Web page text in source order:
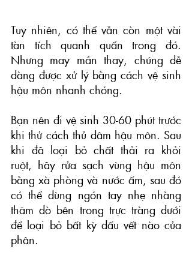
Tuy nhiên, có thể vẫn còn một vài
tàn tích quanh quẩn trong đó.
Nhưng may mắn thay, chúng dễ
dàng được xử lý bằng cách vệ sinh
hậu môn nhanh chóng.
Bạn nên đi vệ sinh 30-60 phút trước
khi thử cách thủ dâm hậu môn. Sau
khi đã loại bỏ chất thải ra khỏi
ruột, hãy rửa sạch vùng hậu môn
bằng xà phòng và nước ấm, sau đó
có thể dùng ngón tay nhẹ nhàng
thăm dò bên trong trực tràng dưới
để loại bỏ bất kỳ dấu vết nào của
phân.